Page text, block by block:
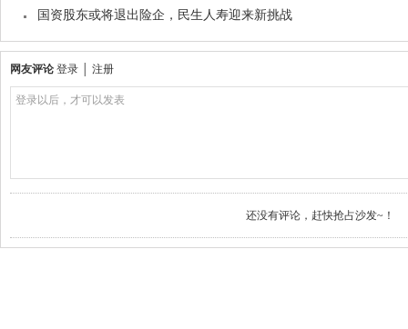
国资股东或将退出险企，民生人寿迎来新挑战
网友评论 登录 注册
登录以后，才可以发表
还没有评论，赶快抢占沙发~！